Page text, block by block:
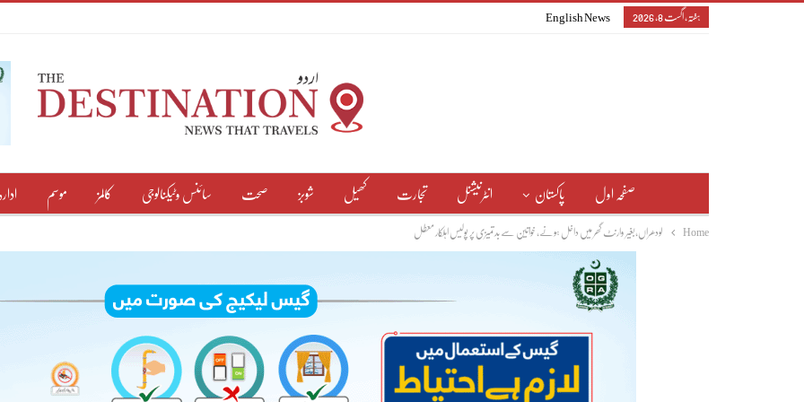
ہفتہ, اگست 8, 2026 English News
صفحہ اول پاکستان انٹرنیشنل تجارت کھیل شوبز صحت سائنس وٹیکنالوجی کالمز موسم ادارہ
Home لودھراں،بغیر وارنٹ گھر میں داخل ہونے، خواتین سے بدتمیزی پر پولیس اہلکار معطل